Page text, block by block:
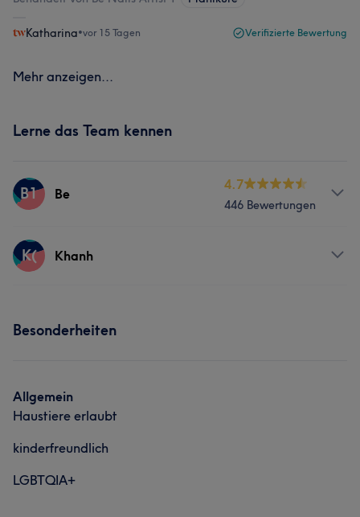
Katharina•vor 15 Tagen Verifizierte Bewertung
Mehr anzeigen...
Lerne das Team kennen
B1 Be
4.7
446 Bewertungen
Services
Was unsere Kunden über Be sagen
Effizient 11
K( Khanh
Besonderheiten
Allgemein
Haustiere erlaubt
kinderfreundlich
LGBTQIA+